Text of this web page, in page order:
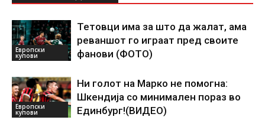
Европски
купови
Тетовци има за што да жалат, ама
реваншот го играат пред своите
фанови (ФОТО)
Европски
купови
Ни голот на Марко не помогна:
Шкендија со минимален пораз во
Единбург!(ВИДЕО)